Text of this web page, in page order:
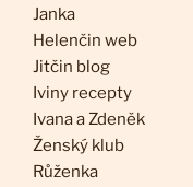
Janka
Helenčin web
Jitčin blog
Iviny recepty
Ivana a Zdeněk
Ženský klub
Růženka